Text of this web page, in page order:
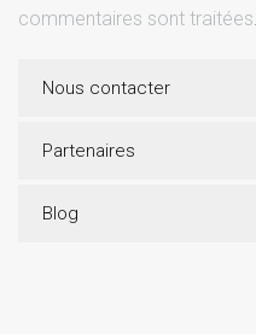
commentaires sont traitées.
Nous contacter
Partenaires
Blog